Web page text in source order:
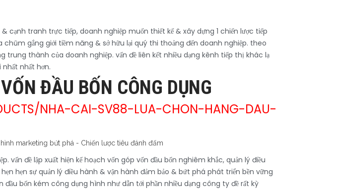
cạnh tranh trực tiếp, doanh nghiệp muốn thiết kế & xây dựng 1 chiến lược tiếp
gắng giới tiềm năng & sở hữu lại quý thi thoảng đến doanh nghiệp. theo
thành của doanh nghiệp. vấn đề liên kết nhiều dạng kênh tiếp thị khác lạ
nhất hơn.
ĐẦU BỐN CÔNG DỤNG
NHA-CAI-SV88-LUA-CHON-HANG-DAU-
đề lập xuất hiện kế hoạch vốn góp vốn đầu bốn nghiêm khắc, quản lý điều
hẹn sự quản lý điều hành & vận hành đảm bảo & bứt phá phát triển bền vững
bốn kém công dụng hình như dẫn tới phần nhiều dạng công ty đề rất kỳ